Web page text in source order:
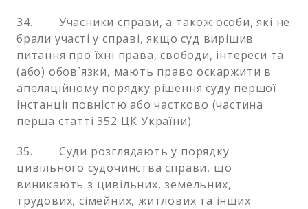
34. Учасники справи, а також особи, які не
брали участі у справі, якщо суд вирішив
питання про їхні права, свободи, інтереси та
(або) обов`язки, мають право оскаржити в
апеляційному порядку рішення суду першої
інстанції повністю або частково (частина
перша статті 352 ЦК України).
35. Суди розглядають у порядку
цивільного судочинства справи, що
виникають з цивільних, земельних,
трудових, сімейних, житлових та інших